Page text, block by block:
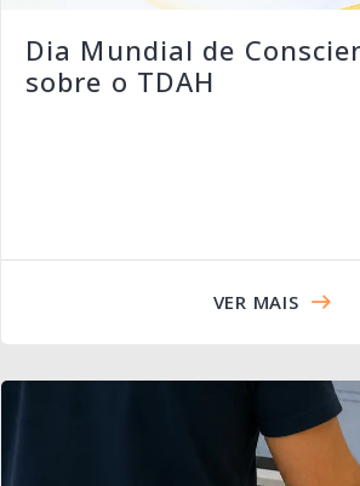
Dia Mundial de
sobre o TDAH
VER MAIS